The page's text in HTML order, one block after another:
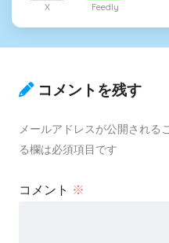
X Feedly
コメントを残す
メールアドレスが公開される
る欄は必須項目です
コメント ※